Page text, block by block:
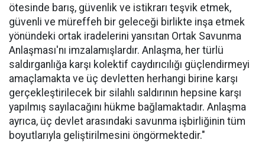
ötesinde barış, güvenlik ve istikrarı teşvik etmek,
güvenli ve müreffeh bir geleceği birlikte inşa etmek
yönündeki ortak iradelerini yansıtan Ortak Savunma
Anlaşması'nı imzalamışlardır. Anlaşma, her türlü
saldırganlığa karşı kolektif caydırıcılığı güçlendirmeyi
amaçlamakta ve üç devletten herhangi birine karşı
gerçekleştirilecek bir silahlı saldırının hepsine karşı
yapılmış sayılacağını hükme bağlamaktadır. Anlaşma
ayrıca, üç devlet arasındaki savunma işbirliğinin tüm
boyutlarıyla geliştirilmesini öngörmektedir."